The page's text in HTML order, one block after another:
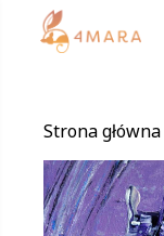
Strona główna